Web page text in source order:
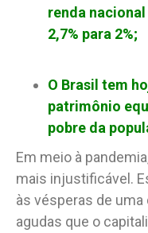
renda
2,7% para 2%;
O Brasil tem
patrimônio
pobre da
Em meio à
mais injustificável.
às vésperas de
agudas que o